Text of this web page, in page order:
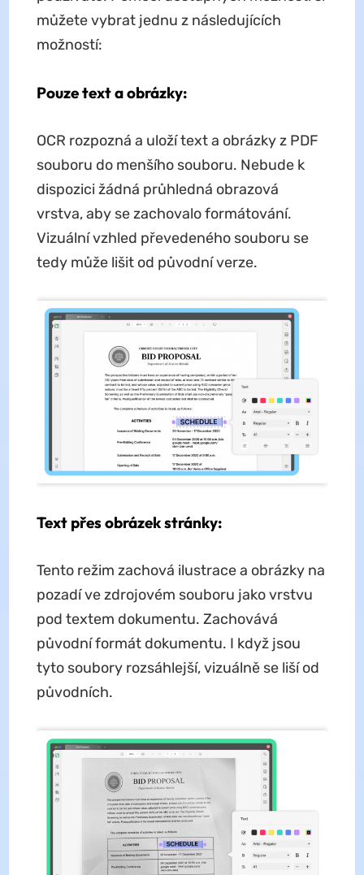
můžete vybrat jednu z následujících
možností:
Pouze text a obrázky:
OCR rozpozná a uloží text a obrázky z PDF
souboru do menšího souboru. Nebude k
dispozici žádná průhledná obrazová
vrstva, aby se zachovalo formátování.
Vizuální vzhled převedeného souboru se
tedy může lišit od původní verze.
Text přes obrázek stránky:
Tento režim zachová ilustrace a obrázky na
pozadí ve zdrojovém souboru jako vrstvu
pod textem dokumentu. Zachovává
původní formát dokumentu. I když jsou
tyto soubory rozsáhlejší, vizuálně se liší od
původních.